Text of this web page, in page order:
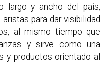
largo y ancho del país,
para dar visibilidad
al mismo tiempo que
y sirve como una
y productos orientado al